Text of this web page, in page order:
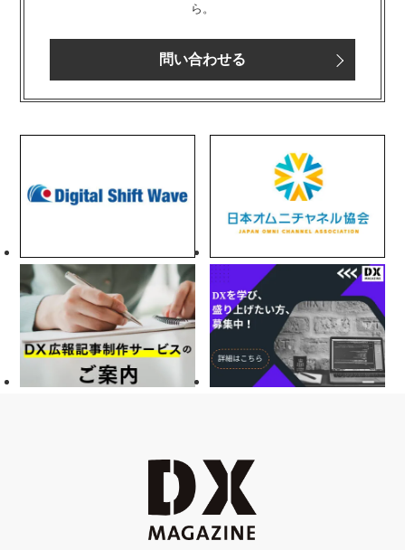
ら。
問い合わせる